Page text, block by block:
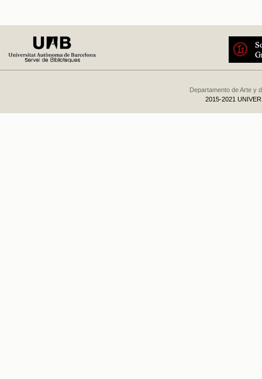
Departamento de Arte y
2015-2021